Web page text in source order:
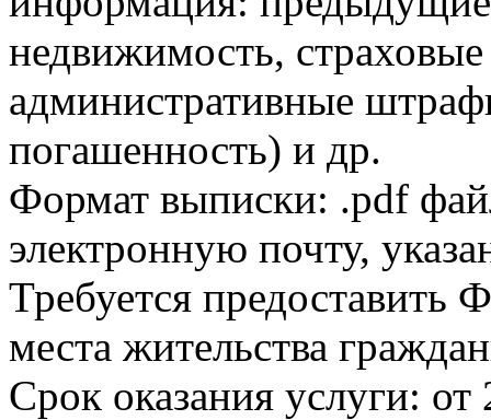
недвижимость,
административные
погашенность) и др.
Формат выписки: .pdf
электронную почту,
Требуется
места жительства
Срок оказания услуги: от